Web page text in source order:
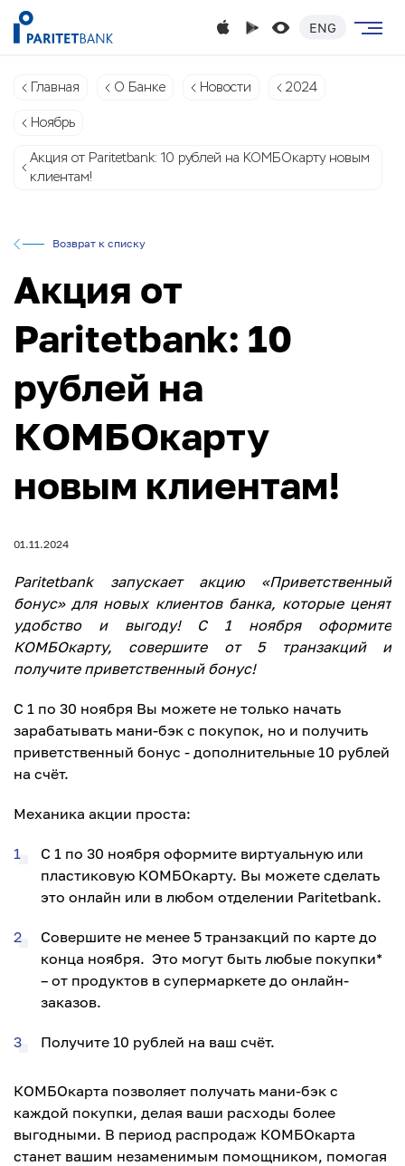
ENG
Главная О Банке Новости 2024
Ноябрь
Акция от Paritetbank: 10 рублей на КОМБОкарту новым
клиентам!
Возврат к списку
Акция от
Paritetbank: 10
рублей на
КОМБОкарту
новым клиентам!
01.11.2024
Paritetbank запускает акцию «Приветственный
бонус» для новых клиентов банка, которые ценят
удобство и выгоду! С 1 ноября оформите
КОМБОкарту, совершите от 5 транзакций и
получите приветственный бонус!
С 1 по 30 ноября Вы можете не только начать
зарабатывать мани-бэк с покупок, но и получить
приветственный бонус - дополнительные 10 рублей
на счёт.
Механика акции проста:
С 1 по 30 ноября оформите виртуальную или
пластиковую КОМБОкарту. Вы можете сделать
это онлайн или в любом отделении Paritetbank.
Совершите не менее 5 транзакций по карте до
конца ноября. Это могут быть любые покупки*
– от продуктов в супермаркете до онлайн-
заказов.
Получите 10 рублей на ваш счёт.
КОМБОкарта позволяет получать мани-бэк с
каждой покупки, делая ваши расходы более
выгодными. В период распродаж КОМБОкарта
станет вашим незаменимым помощником, помогая